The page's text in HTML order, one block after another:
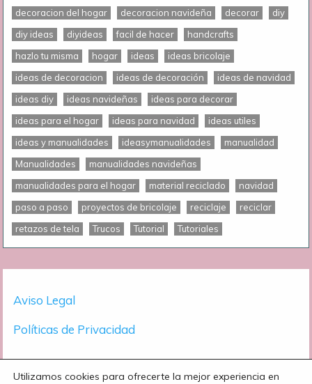
decoracion del hogar
decoracion navideña decorar
diy
diy ideas
diyideas facil de hacer
handcrafts
hazlo tu misma
hogar ideas
ideas bricolaje
ideas de decoracion
ideas de decoración
ideas de navidad
ideas diy
ideas navideñas
ideas para decorar
ideas para el hogar
ideas para navidad
ideas utiles
ideas y manualidades
ideasymanualidades
manualidad
Manualidades
manualidades navideñas
manualidades para el hogar
material reciclado
navidad
paso a paso
proyectos de bricolaje reciclaje
reciclar
retazos de tela
Trucos Tutorial Tutoriales
Aviso Legal
Políticas de Privacidad
Utilizamos cookies para ofrecerte la mejor experiencia en